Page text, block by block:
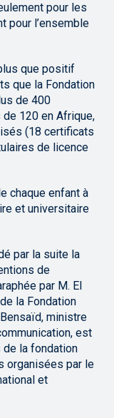
pour les
pour l’ensemble
que positif
que la Fondation
de 400
120 en Afrique,
(18 certificats
de licence
chaque enfant à
et universitaire
par la suite la
de
par M. El
la Fondation
ministre
est
la fondation
organisées par le
et